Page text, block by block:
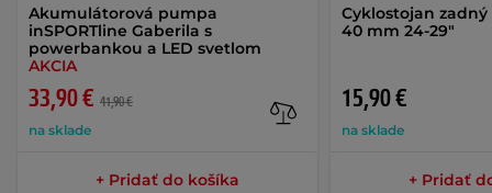
Akumulátorová pumpa
inSPORTline Gaberila s
powerbankou a LED svetlom
AKCIA
33,90 € 41,90 €
na sklade
+ Pridať do košíka
Cyklostojan
40 mm 24-29"
15,90 €
na sklade
+ Pridať